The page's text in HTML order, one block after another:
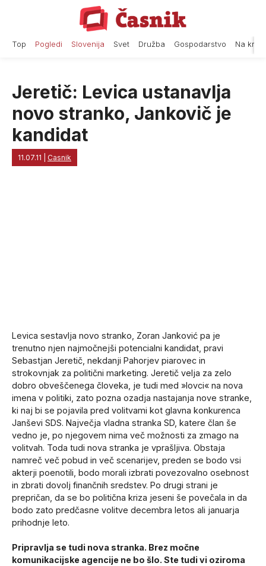
Top Pogledi Slovenija Svet Družba Gospodarstvo Na
Jeretič: Levica ustanavlja
novo stranko, Jankovič je
kandidat
11.07.11 Casnik
Levica sestavlja novo stranko, Zoran Janković pa je
trenutno njen najmočnejši potencialni kandidat, pravi
Sebastjan Jeretič, nekdanji Pahorjev piarovec in
strokovnjak za politični marketing. Jeretič velja za zelo
dobro obveščenega človeka, je tudi med »lovci« na nova
imena v politiki, zato pozna ozadja nastajanja nove stranke,
ki naj bi se pojavila pred volitvami kot glavna konkurenca
Janševi SDS. Največja vladna stranka SD, katere član še
vedno je, po njegovem nima več možnosti za zmago na
volitvah. Toda tudi nova stranka je vprašljiva. Obstaja
namreč več pobud in več scenarijev, preden se bodo vsi
akterji poenotili, bodo morali izbrati povezovalno osebnost
in zbrati dovolj finančnih sredstev. Po drugi strani je
prepričan, da se bo politična kriza jeseni še povečala in da
bodo zato predčasne volitve decembra letos ali januarja
prihodnje leto.
Pripravlja se tudi nova stranka. Brez močne
komunikacijske agencije ne bo šlo. Ste tudi vi oziroma